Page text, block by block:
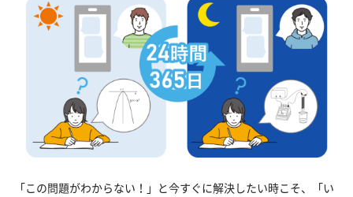
「この問題がわからない！」と今すぐに解決したい時こそ、「い